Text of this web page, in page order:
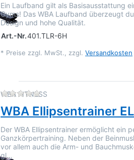
Ein Laufband gilt als Basisausstattung
Gyms! Das WBA Laufband überzeugt
Design und hohe Qualität.
Art.-Nr.401.TLR-6H
* Preise zzgl. MwSt., zzgl. Versandkosten
WBA FITNESSZu diesem Produkt
WBA Ellipsentrainer
Der WBA Ellipsentrainer ermöglicht ein
Ganzkörpertraining. Neben der
vor allem auch die Arm- und
gl…